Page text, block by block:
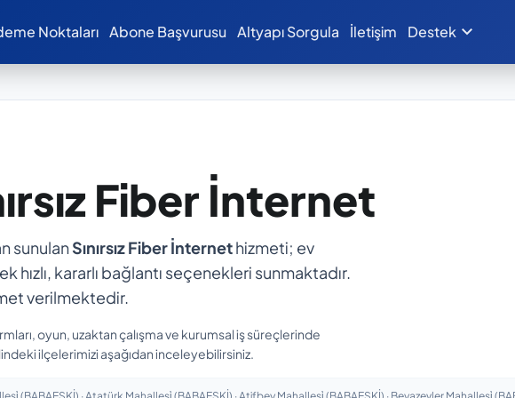
Noktaları Abone Başvurusu Altyapı Sorgula İletişim Destek expand_more
Fiber İnternet
sunulanSınırsız Fiber İnternethizmeti; ev
hızlı, kararlı bağlantı seçenekleri sunmaktadır.
verilmektedir.
oyun, uzaktan çalışma ve kurumsal iş süreçlerinde
ilçelerimizi aşağıdan inceleyebilirsiniz.